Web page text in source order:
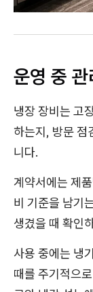
운영 중
냉장 장비는 고
하는지, 방문 점
니다.
계약서에는 제
비 기준을 남기
생겼을 때 확인
사용 중에는 냉
때를 주기적으